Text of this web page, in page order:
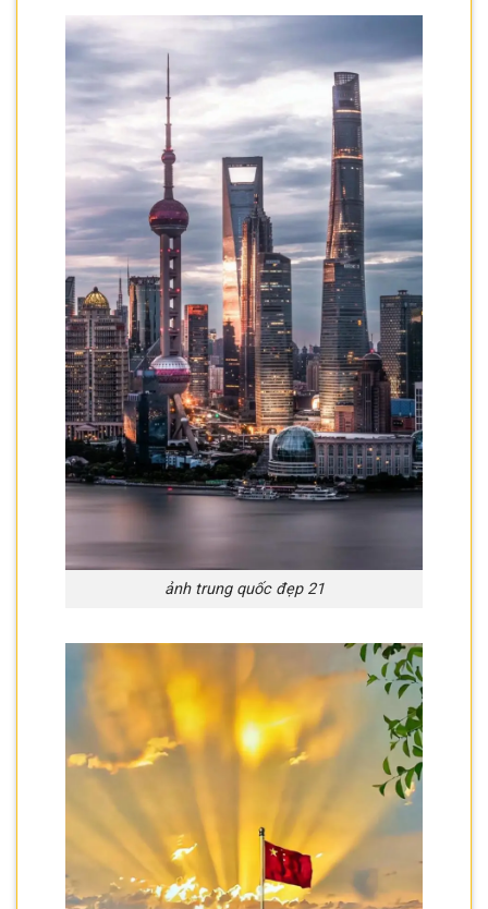
ảnh trung quốc đẹp 21